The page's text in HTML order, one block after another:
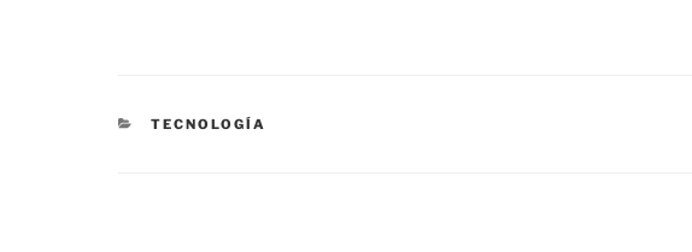
CATEGORÍAS
TECNOLOGÍA